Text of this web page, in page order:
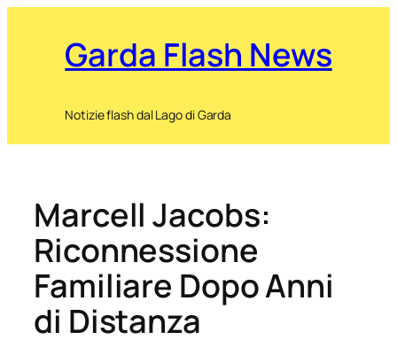
Garda Flash News
Notizie flash dal Lago di Garda
Marcell Jacobs:
Riconnessione
Familiare Dopo Anni
di Distanza